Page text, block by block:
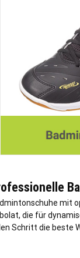
mit
die für
Schritt die beste